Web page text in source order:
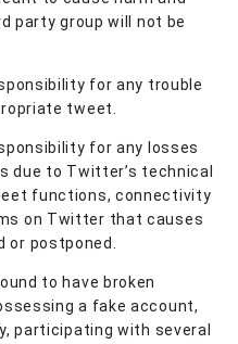
party group will not be
for any trouble
tweet.
for any losses
due to Twitter’s technical
functions, connectivity
on Twitter that causes
postponed.
to have broken
a fake account,
participating with several